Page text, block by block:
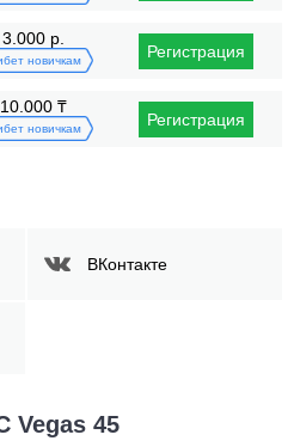
3.000 р.
новичкам Регистрация
10.000 ₸
новичкам Регистрация
ВКонтакте
Vegas 45